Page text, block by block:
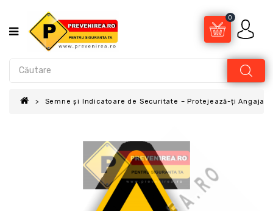
0
Semne și Indicatoare de Securitate – Protejează-ți